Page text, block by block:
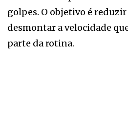
golpes. O objetivo é
desmontar a velocidade
parte da rotina.